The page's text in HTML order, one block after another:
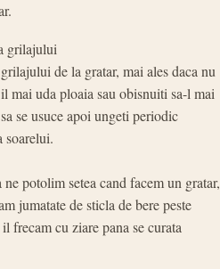
grilajului
de la gratar, mai ales daca nu
mai uda ploaia sau obisnuiti sa-l mai
se usuce apoi ungeti periodic
soarelui.
potolim setea cand facem un gratar,
jumatate de sticla de bere peste
frecam cu ziare pana se curata